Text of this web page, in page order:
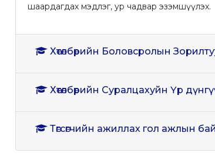
шаардагдах мэдлэг, ур чадвар эзэмшүүлэх.
Хөтөлбөрийн Боловсролын
Хөтөлбөрийн Суралцахуйн Үр
Төгсөгчийн ажиллах гол ажлын